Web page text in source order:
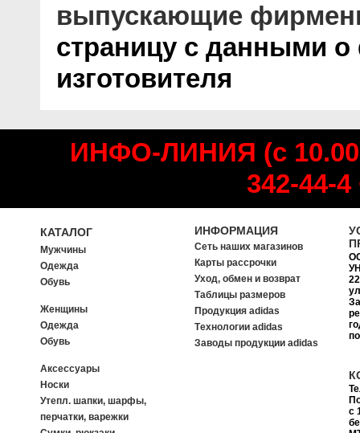
выпускающие
страницу с данными
изготовителя
ИНФО-ЛИНИЯ (с
342-44-4
КАТАЛОГ
Мужчины
Одежда
Обувь
Женщины
Одежда
Обувь
Аксессуары
Носки
Утепл. шапки, шарфы,
перчатки, варежки
ИНФОРМАЦИЯ
Сеть наших магазинов
Карты рассрочки
Уход, обмен и возврат
Таблицы размеров
Продукция adidas
Tехнологии adidas
Заводы продукции adidas
с